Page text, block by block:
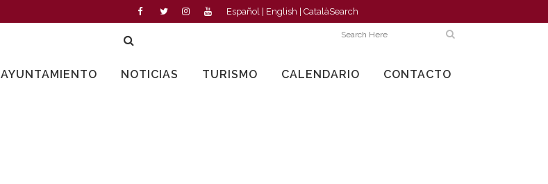
Español English CatalàSearch
AYUNTAMIENTO NOTICIAS TURISMO CALENDARIO CONTACTO